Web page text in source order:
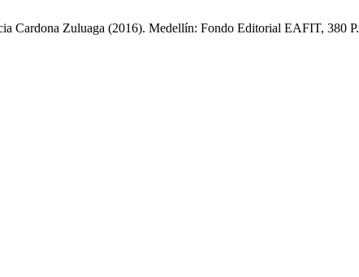
Cardona Zuluaga (2016). Medellín: Fondo Editorial EAFIT, 380 P.